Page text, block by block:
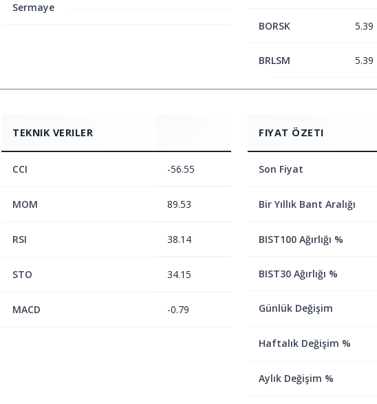
Sermaye
BORSK 5.39
BRLSM 5.39
TEKNIK VERILER
CCI -56.55
MOM 89.53
RSI 38.14
STO 34.15
MACD -0.79
FIYAT ÖZETI
Son Fiyat
Bir Yıllık Bant Aralığı
BIST100 Ağırlığı %
BIST30 Ağırlığı %
Günlük Değişim
Haftalık Değişim %
Aylık Değişim %